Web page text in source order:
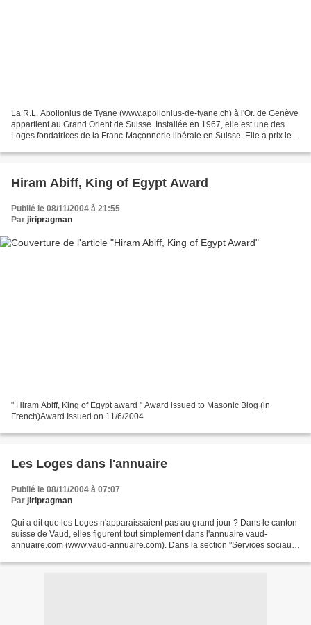
La R.L. Apollonius de Tyane (www.apollonius-de-tyane.ch) à l'Or. de Genève
appartient au Grand Orient de Suisse. Installée en 1967, elle est une des
Loges fondatrices de la Franc-Maçonnerie libérale en Suisse. Elle a prix le
Hiram Abiff, King of Egypt Award
Publié le 08/11/2004 à 21:55
Par jiripragman
" Hiram Abiff, King of Egypt award " Award issued to Masonic Blog (in
French)Award Issued on 11/6/2004
Les Loges dans l'annuaire
Publié le 08/11/2004 à 07:07
Par jiripragman
Qui a dit que les Loges n'apparaissaient pas au grand jour ? Dans le canton
suisse de Vaud, elles figurent tout simplement dans l'annuaire vaud-
annuaire.com (www.vaud-annuaire.com). Dans la section "Services sociaux